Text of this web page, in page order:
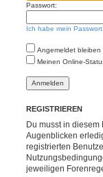
Passwort:
Ich habe mein
Angemeldet bleiben
Meinen Online-
REGISTRIEREN
Du musst in
Augenblicken
registrierten
jeweiligen